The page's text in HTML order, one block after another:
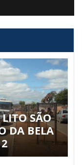
SÃO
DA BELA